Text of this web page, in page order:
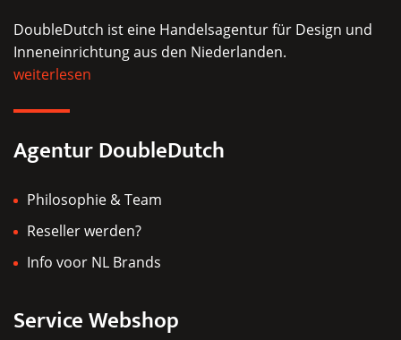
DoubleDutch ist eine Handelsagentur für Design und
Inneneinrichtung aus den Niederlanden.
weiterlesen
Agentur DoubleDutch
Philosophie & Team
Reseller werden?
Info voor NL Brands
Service Webshop